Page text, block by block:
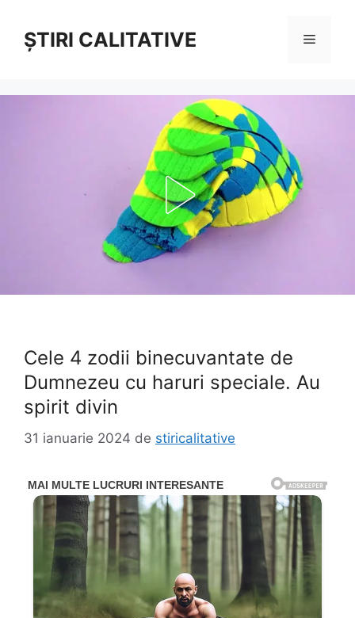
conținutȘTIRI CALITATIVE Meniu
Cele 4 zodii binecuvantate de
Dumnezeu cu haruri speciale. Au
spirit divin
31 ianuarie 2024 de stiricalitative